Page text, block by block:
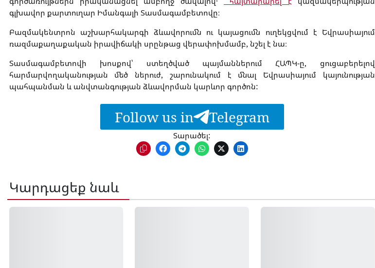
գլխավոր քարտուղար Իմանգալի Տասմագամբետովը։
Բազմակենտրոն աշխարհակարգի ձևավորումն ու կայացումն ուղեկցվում է Եվրասիայում
ռազմաքաղաքական իրավիճակի սրընթաց վերափոխմամբ, նշել է նա։
Տասմագամբետովի խոսքով՝ ստեղծված պայմաններում ՀԱՊԿ-ը, ցուցաբերելով
հարմարվողականության մեծ ներուժ, շարունակում է մնալ Եվրասիայում կայունության
պահպանման և անվտանգության ձևավորման կարևոր գործոն:
Follow us in Telegram
Տարածել:
Կարդացեք նաև